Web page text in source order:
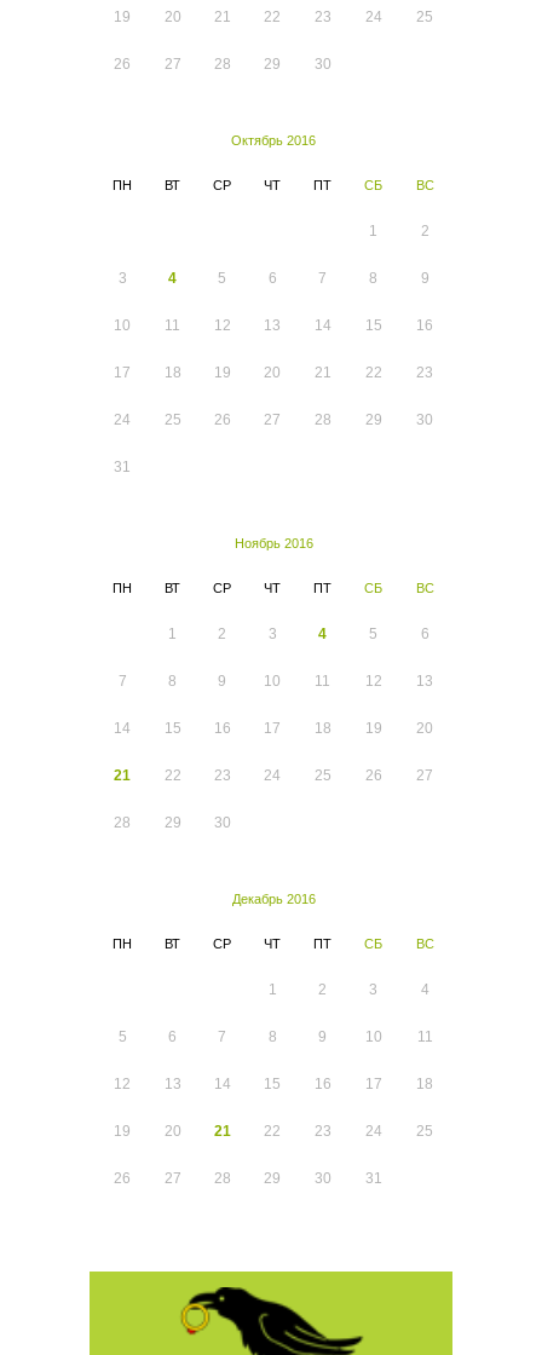
19 20 21 22 23 24 25
26 27 28 29 30
Октябрь 2016
ПН ВТ СР ЧТ ПТ СБ ВС
1 2
3 4 5 6 7 8 9
10 11 12 13 14 15 16
17 18 19 20 21 22 23
24 25 26 27 28 29 30
31
Ноябрь 2016
ПН ВТ СР ЧТ ПТ СБ ВС
1 2 3 4 5 6
7 8 9 10 11 12 13
14 15 16 17 18 19 20
21 22 23 24 25 26 27
28 29 30
Декабрь 2016
ПН ВТ СР ЧТ ПТ СБ ВС
1 2 3 4
5 6 7 8 9 10 11
12 13 14 15 16 17 18
19 20 21 22 23 24 25
26 27 28 29 30 31